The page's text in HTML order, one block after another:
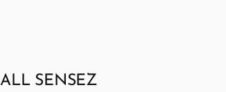
ALL SENSEZ